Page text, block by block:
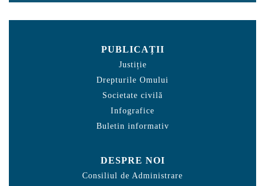
PUBLICAȚII
Justiție
Drepturile Omului
Societate civilă
Infografice
Buletin informativ
DESPRE NOI
Consiliul de Administrare